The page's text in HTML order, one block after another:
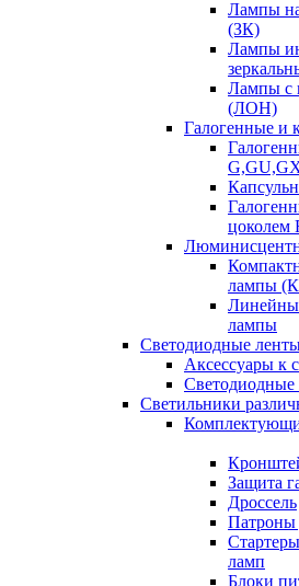
Лампы
(ЗК)
Лампы
Лампы с
(ЛОН)
Галогенные и
цоколем
лампы
лампы
Светодиодные
Аксессуары к
Светодиодные
Светильники
Защита
Дроссель
Патроны
ламп
Блоки